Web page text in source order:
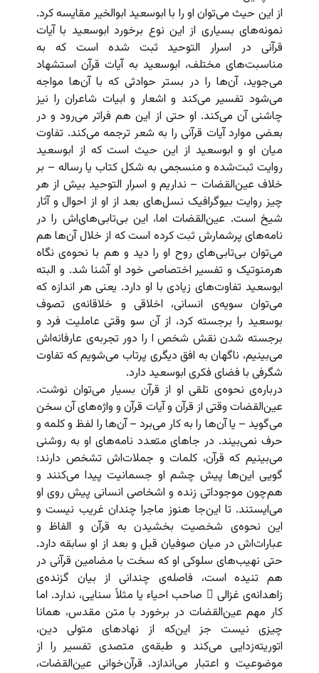
از این حیث می‌توان او را با ابوسعید ابوالخیر مقایسه کرد.
نمونه‌های بسیاری از این نوع برخورد ابوسعید با آیات
قرآنی در اسرار التوحید ثبت شده است که به
مناسبت‌های مختلف، ابوسعید به آیات قرآن استشهاد
می‌جوید، آن‌ها را در بستر حوادثی که با آن‌ها مواجه
می‌شود تفسیر می‌کند و اشعار و ابیات شاعران را نیز
چاشنی آن می‌کند. او حتی از این هم فراتر می‌رود و در
بعضی موارد آیات قرآنی را به شعر ترجمه می‌کند. تفاوت
میان او و ابوسعید از این حیث است که از ابوسعید
روایت ثبت‌شده و منسجمی به شکل کتاب یا رساله – بر
خلاف عین‌القضات – نداریم و اسرار التوحید بیش از هر
چیز روایت بیوگرافیک نسل‌های بعد از او از احوال و آثار
شیخ است. عین‌القضات اما، این بی‌تابی‌های‌اش را در
نامه‌های پرشمارش ثبت کرده است که از خلال آن‌‌ها هم
می‌توان بی‌تابی‌های روح او را دید و هم با نحوه‌ی نگاه
هرمنوتیک و تفسیر اختصاصی خود او آشنا شد. و البته
ابوسعید تفاوت‌های زیادی با او دارد. یعنی هر اندازه که
می‌توان سویه‌ی انسانی، اخلاقی و خلاقانه‌ی تصوف
بوسعید را برجسته کرد، از آن سو وقتی عاملیت فرد و
برجسته شدن نقش شخص ا را دور تجربه‌ی عارفانه‌اش
می‌بینیم، ناگهان به افق دیگری پرتاب می‌شویم که تفاوت
شگرفی با فضای فکری ابوسعید دارد.
درباره‌ی نحوه‌ی تلقی او از قرآن بسیار می‌توان نوشت.
عین‌القضات وقتی از قرآن و آیات قرآن و واژه‌های آن سخن
می‌گوید – یا آن‌ها را به کار می‌برد – آن‌ها را لفظ و کلمه و
حرف نمی‌بیند. در جاهای متعدد نامه‌های او به روشنی
می‌بینیم که قرآن، کلمات و جملات‌اش تشخص دارند؛
گویی این‌ها پیش چشم او جسمانیت پیدا می‌کنند و
هم‌چون موجوداتی زنده و اشخاصی انسانی پیش روی او
می‌ایستند. تا این‌جا هنوز ماجرا چندان غریب نیست و
این نحوه‌ی شخصیت‌ بخشیدن به قرآن و الفاظ و
عبارات‌اش در میان صوفیان قبل و بعد از او سابقه دارد.
حتی نهیب‌های سلوکی او که سخت با مضامین قرآنی در
هم تنیده است، فاصله‌ی چندانی از بیان گزنده‌ی
زاهدانه‌ی غزالی ِ صاحب احیاء یا مثلاً سنایی، ندارد. اما
کار مهم عین‌القضات در برخورد با متن مقدس، همانا
چیزی نیست جز این‌که از نهادهای متولی دین،
اتوریته‌زدایی می‌کند و طبقه‌ی متصدی تفسیر را از
موضوعیت و اعتبار می‌اندازد. قرآن‌خوانی عین‌القضات،